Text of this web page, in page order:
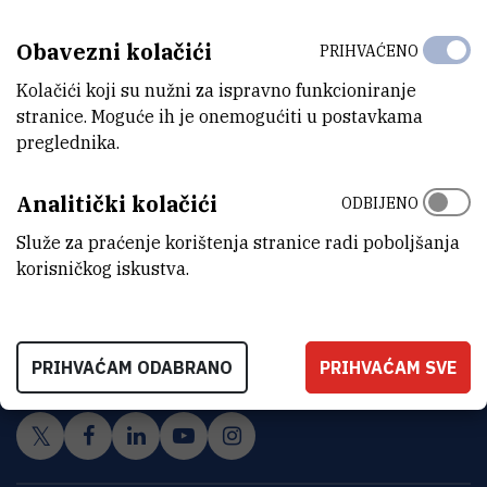
KONTAKTIRAJTE NAS
Obavezni kolačići
Kolačići koji su nužni za ispravno funkcioniranje
stranice. Moguće ih je onemogućiti u postavkama
preglednika.
PRIHVAĆENO
Analitički kolačići
Služe za praćenje korištenja stranice radi poboljšanja
korisničkog iskustva.
ODBIJENO
PRIHVAĆAM ODABRANO PRIHVAĆAM SVE